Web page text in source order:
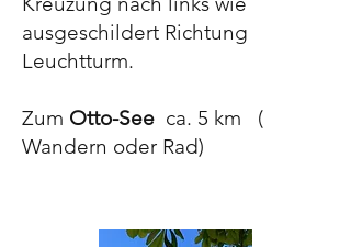
ausgeschildert Richtung
Leuchtturm.
Zum Otto-See ca. 5 km (
Wandern oder Rad)